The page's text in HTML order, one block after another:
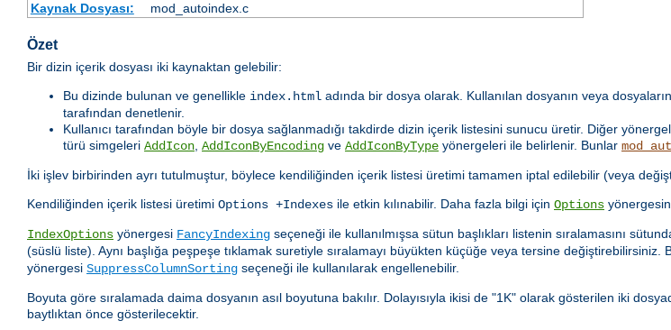
Kaynak Dosyası:
mod_autoindex.c
Özet
Bir dizin içerik dosyası iki kaynaktan gelebilir:
Bu dizinde bulunan ve genellikle index.html adında bir dosya olarak. Kullanılan dosyanın veya
tarafından denetlenir.
Kullanıcı tarafından böyle bir dosya sağlanmadığı takdirde dizin içerik listesini sunucu üretir. Diğer
türü simgeleri AddIcon, AddIconByEncoding ve AddIconByType yönergeleri ile belirlenir. Bunlar
İki işlev birbirinden ayrı tutulmuştur, böylece kendiliğinden içerik listesi üretimi tamamen iptal edilebilir (veya
Kendiliğinden içerik listesi üretimi Options +Indexes ile etkin kılınabilir. Daha fazla bilgi için Options
IndexOptions yönergesi FancyIndexing seçeneği ile kullanılmışsa sütun başlıkları listenin sıralamasını
(süslü liste). Aynı başlığa peşpeşe tıklamak suretiyle sıralamayı büyükten küçüğe veya tersine değiştirebilirsiniz.
yönergesi SuppressColumnSorting seçeneği ile kullanılarak engellenebilir.
Boyuta göre sıralamada daima dosyanın asıl boyutuna bakılır. Dolayısıyla ikisi de "1K" olarak gösterilen iki
baytlıktan önce gösterilecektir.